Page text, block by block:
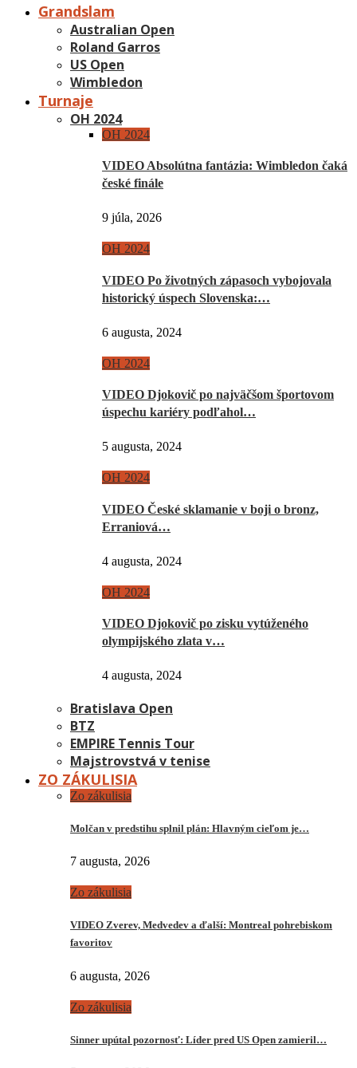
Grandslam
Australian Open
Roland Garros
US Open
Wimbledon
Turnaje
OH 2024
OH 2024
VIDEO Absolútna fantázia: Wimbledon čaká
české finále
9 júla, 2026
OH 2024
VIDEO Po životných zápasoch vybojovala
historický úspech Slovenska:…
6 augusta, 2024
OH 2024
VIDEO Djokovič po najväčšom športovom
úspechu kariéry podľahol…
5 augusta, 2024
OH 2024
VIDEO České sklamanie v boji o bronz,
Erraniová…
4 augusta, 2024
OH 2024
VIDEO Djokovič po zisku vytúženého
olympijského zlata v…
4 augusta, 2024
Bratislava Open
BTZ
EMPIRE Tennis Tour
Majstrovstvá v tenise
ZO ZÁKULISIA
Zo zákulisia
Molčan v predstihu splnil plán: Hlavným cieľom je…
7 augusta, 2026
Zo zákulisia
VIDEO Zverev, Medvedev a ďalší: Montreal pohrebiskom
favoritov
6 augusta, 2026
Zo zákulisia
Sinner upútal pozornosť: Líder pred US Open zamieril…